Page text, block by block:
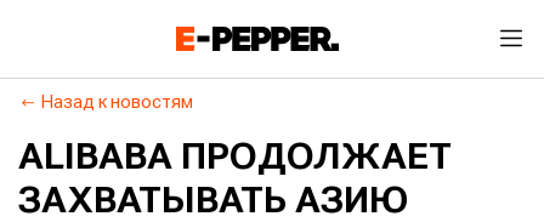
Назад к новостям
ALIBABA ПРОДОЛЖАЕТ
ЗАХВАТЫВАТЬ АЗИЮ